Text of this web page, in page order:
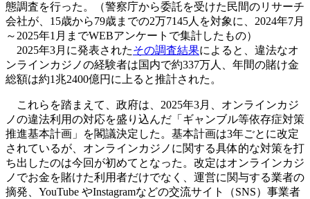
態調査を行った。（警察庁から委託を受けた民間のリサーチ
会社が、15歳から79歳までの2万7145人を対象に、2024年7月
～2025年1月までWEBアンケートで集計したもの）
2025年3月に発表されたその調査結果によると、違法なオ
ンラインカジノの経験者は国内で約337万人、年間の賭け金
総額は約1兆2400億円に上ると推計された。
これらを踏まえて、政府は、2025年3月、オンラインカジ
ノの違法利用の対応を盛り込んだ「ギャンブル等依存症対策
推進基本計画」を閣議決定した。基本計画は3年ごとに改定
されているが、オンラインカジノに関する具体的な対策を打
ち出したのは今回が初めてとなった。改定はオンラインカジ
ノでお金を賭けた利用者だけでなく、運営に関与する業者の
摘発、YouTube やInstagramなどの交流サイト（SNS）事業者